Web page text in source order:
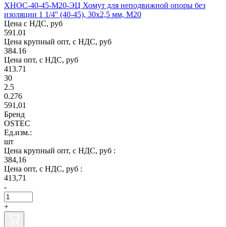
ХНОС-40-45-М20-ЭЦ Хомут для неподвижной опоры без
изоляции 1 1/4'' (40-45), 30х2,5 мм, М20
Цена с НДС, руб
591.01
Цена крупный опт, с НДС, руб
384.16
Цена опт, с НДС, руб
413.71
30
2.5
0.276
591,01
Бренд
OSTEC
Ед.изм.:
шт
Цена крупный опт, с НДС, руб :
384,16
Цена опт, с НДС, руб :
413,71
-
+